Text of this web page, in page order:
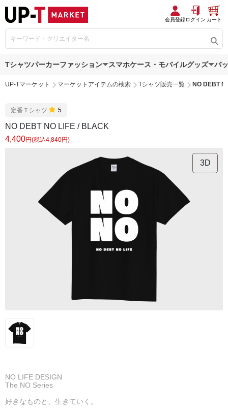
会員登録ログイン カート
Tシャツパーカーファッション スマホケース・モバイルグッズ バ
UP-Tマーケット マーケットアイテムの検索 Tシャツ販売一覧 NO DEBT
定番Ｔシャツ 5
NO DEBT NO LIFE / BLACK
4,400円(税込4,840円)
3D
NO LIFE DESIGN
The NO Series
好きなものと、生きていく。